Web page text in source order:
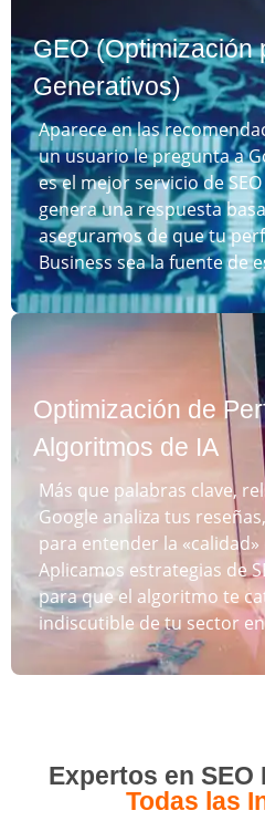
GEO (Optimización
Generativos)
Aparece en las
un usuario le pregunta a
es el mejor servicio de SEO
genera una respuesta
aseguramos de que tu
Business sea la fuente de
Optimización de
Algoritmos de IA
Más que palabras clave,
Google analiza tus
para entender la
Aplicamos estrategias de
para que el algoritmo te
indiscutible de tu sector
Expertos en SEO
Todas las